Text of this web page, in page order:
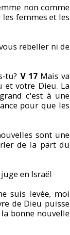
non comme
femmes et les
rebeller ni de
tu? V 17 Mais va
et votre Dieu. La
c'est à une
pour que les
sont une
de la part du
en Israël
suis levée, moi
de Dieu puisse
bonne nouvelle